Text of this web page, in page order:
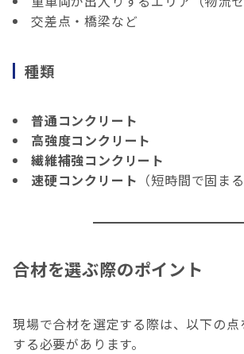
交差点・橋梁など
種類
普通コンクリート
高強度コンクリート
繊維補強コンクリート
速硬コンクリート （短時間で固まる
合材を選ぶ際のポイント
現場で合材を選定する際は、以下の
する必要があります。